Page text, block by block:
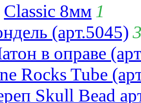
Classic 8мм 1
(арт.5045)
в оправе
Rocks Tube
Skull Bead